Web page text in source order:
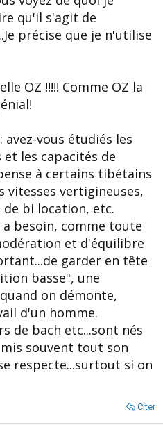
qu'il s'agit de
précise que je n'utilise
OZ !!!!! Comme OZ la
vous étudiés les
les capacités de
à certains tibétains
vitesses vertigineuses,
de bi location, etc.
besoin, comme toute
et d'équilibre
garder en tête
basse", une
on démonte,
d'un homme.
de bach etc...sont nés
souvent tout son
respecte...surtout si on
Citer